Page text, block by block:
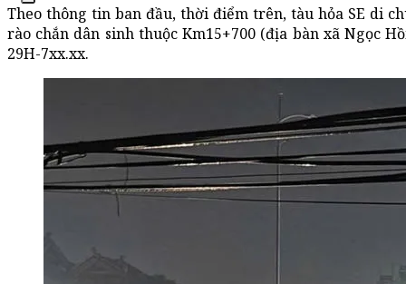
Theo thông tin ban đầu, thời điểm trên, tàu hỏa SE di
rào chắn dân sinh thuộc Km15+700 (địa bàn xã Ngọc
29H-7xx.xx.